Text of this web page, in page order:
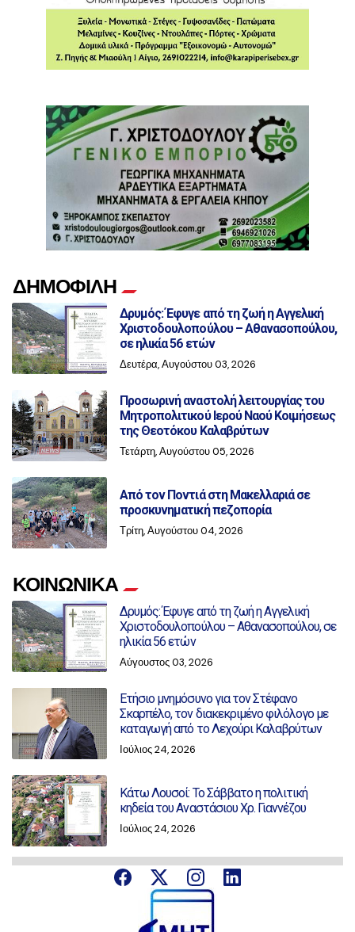
ΔΗΜΟΦΙΛΗ
Δρυμός: Έφυγε από τη ζωή η Αγγελική
Χριστοδουλοπούλου – Αθανασοπούλου,
σε ηλικία 56 ετών
Δευτέρα, Αυγούστου 03, 2026
Προσωρινή αναστολή λειτουργίας του
Μητροπολιτικού Ιερού Ναού Κοιμήσεως
της Θεοτόκου Καλαβρύτων
Τετάρτη, Αυγούστου 05, 2026
Από τον Ποντιά στη Μακελλαριά σε
προσκυνηματική πεζοπορία
Τρίτη, Αυγούστου 04, 2026
ΚΟΙΝΩΝΙΚΑ
Δρυμός: Έφυγε από τη ζωή η Αγγελική
Χριστοδουλοπούλου – Αθανασοπούλου, σε
ηλικία 56 ετών
Αύγουστος 03, 2026
Ετήσιο μνημόσυνο για τον Στέφανο
Σκαρπέλο, τον διακεκριμένο φιλόλογο με
καταγωγή από το Λεχούρι Καλαβρύτων
Ιούλιος 24, 2026
Κάτω Λουσοί: Το Σάββατο η πολιτική
κηδεία του Αναστάσιου Χρ. Γιαννέζου
Ιούλιος 24, 2026